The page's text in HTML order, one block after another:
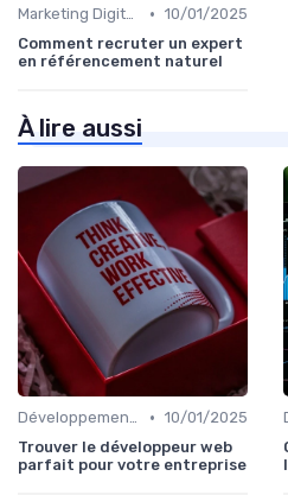
Marketing Digital et SEO • 10/01/2025
Comment recruter un expert
en référencement naturel
À lire aussi
Développement Web et Mobile • 10/01/2025
Trouver le développeur web
parfait pour votre entreprise